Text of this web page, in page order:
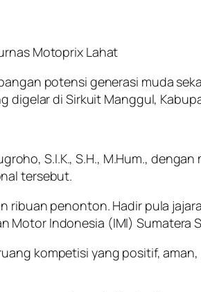
Motoprix Lahat
potensi generasi muda
digelar di Sirkuit Manggul,
S.I.K., S.H., M.Hum.,
tersebut.
ribuan penonton. Hadir pula
Motor Indonesia (IMI) Sumatera
kompetisi yang positif,